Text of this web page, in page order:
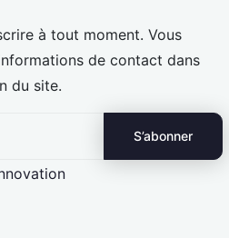
à tout moment. Vous
de contact dans
du site.